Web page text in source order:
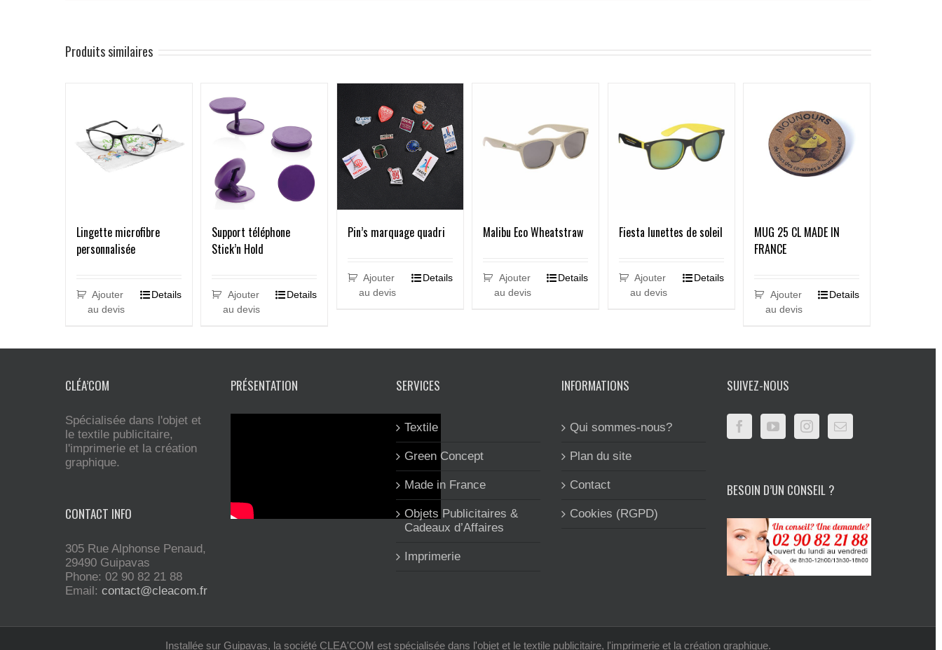
Produits similaires
Lingette microfibre
personnalisée
Ajouter
au devis
Details
Support téléphone
Stick’n Hold
Ajouter
au devis
Details
Pin’s marquage quadri
Ajouter
au devis
Details
Malibu Eco Wheatstraw
Ajouter
au devis
Details
Fiesta lunettes de soleil
Ajouter
au devis
Details
MUG 25 CL MADE IN
FRANCE
Ajouter
au devis
Details
CLÉA’COM
Spécialisée dans l'objet et
le textile publicitaire,
l'imprimerie et la création
graphique.
CONTACT INFO
305 Rue Alphonse Penaud,
29490 Guipavas
Phone: 02 90 82 21 88
Email: contact@cleacom.fr
PRÉSENTATION SERVICES
Textile
Green Concept
Made in France
Objets Publicitaires &
Cadeaux d’Affaires
Imprimerie
INFORMATIONS
Qui sommes-nous?
Plan du site
Contact
Cookies (RGPD)
SUIVEZ-NOUS
BESOIN D’UN CONSEIL ?
Installée sur Guipavas, la société CLEA'COM est spécialisée dans l'objet et le textile publicitaire, l'imprimerie et la création graphique.